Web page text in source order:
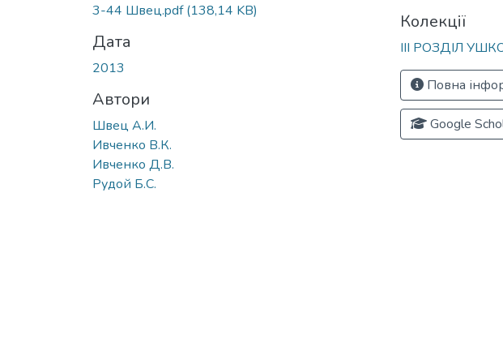
3-44 Швец.pdf(138,14 KB)
Дата
2013
Автори
Швец А.И.
Ивченко В.К.
Ивченко Д.В.
Рудой Б.С.
Колекції
ІІІ РОЗДІЛ
Повна
Google